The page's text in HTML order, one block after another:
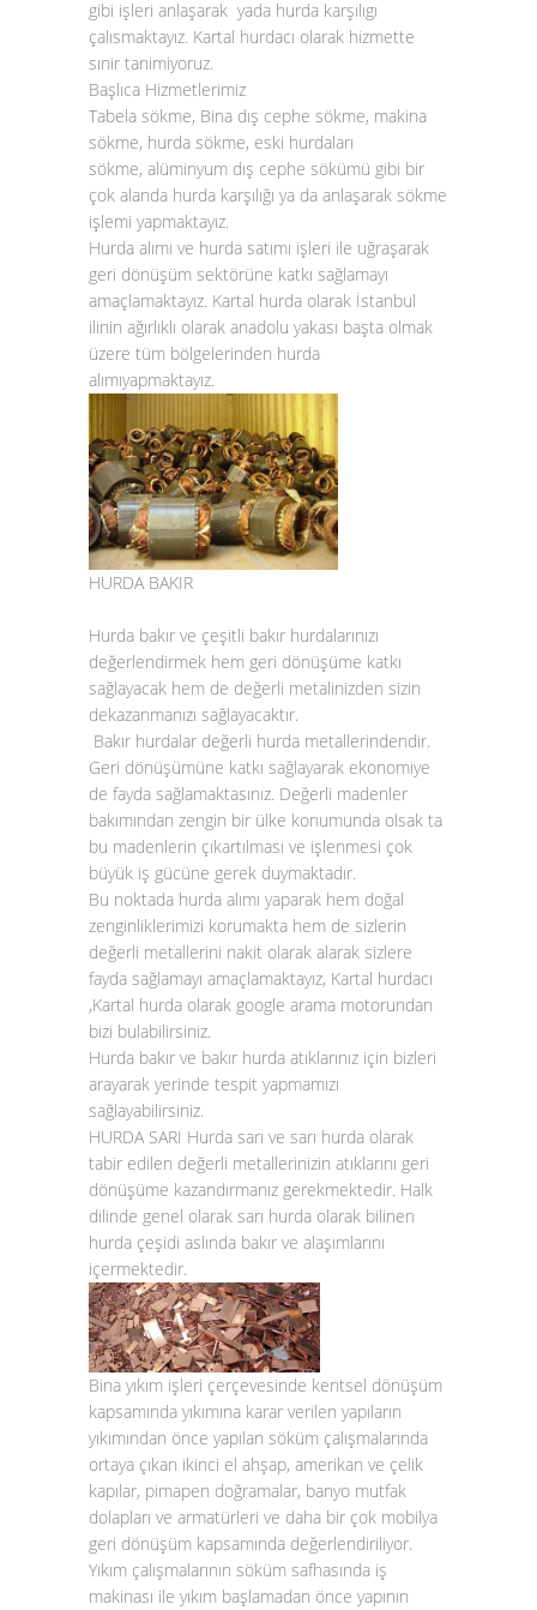
gibi işleri anlaşarak yada hurda karşılıgı
çalısmaktayız. Kartal hurdacı olarak hizmette
sınir tanimiyoruz.
Başlıca Hizmetlerimiz
Tabela sökme, Bina dış cephe sökme, makina
sökme, hurda sökme, eski hurdaları
sökme, alüminyum dış cephe sökümü gibi bir
çok alanda hurda karşılığı ya da anlaşarak sökme
işlemi yapmaktayız.
Hurda alımı ve hurda satımı işleri ile uğraşarak
geri dönüşüm sektörüne katkı sağlamayı
amaçlamaktayız. Kartal hurda olarak İstanbul
ilinin ağırlıklı olarak anadolu yakası başta olmak
üzere tüm bölgelerinden hurda
alımıyapmaktayız.
HURDA BAKIR
Hurda bakır ve çeşitli bakır hurdalarınızı
değerlendirmek hem geri dönüşüme katkı
sağlayacak hem de değerli metalinizden sizin
dekazanmanızı sağlayacaktır.
Bakır hurdalar değerli hurda metallerindendir.
Geri dönüşümüne katkı sağlayarak ekonomiye
de fayda sağlamaktasınız. Değerli madenler
bakımından zengin bir ülke konumunda olsak ta
bu madenlerin çıkartılması ve işlenmesi çok
büyük iş gücüne gerek duymaktadır.
Bu noktada hurda alımı yaparak hem doğal
zenginliklerimizi korumakta hem de sizlerin
değerli metallerini nakit olarak alarak sizlere
fayda sağlamayı amaçlamaktayız, Kartal hurdacı
,Kartal hurda olarak google arama motorundan
bizi bulabilirsiniz.
Hurda bakır ve bakır hurda atıklarınız için bizleri
arayarak yerinde tespit yapmamızı
sağlayabilirsiniz.
HURDA SARI Hurda sarı ve sarı hurda olarak
tabir edilen değerli metallerinizin atıklarını geri
dönüşüme kazandırmanız gerekmektedir. Halk
dilinde genel olarak sarı hurda olarak bilinen
hurda çeşidi aslında bakır ve alaşımlarını
içermektedir.
Bina yıkım işleri çerçevesinde kentsel dönüşüm
kapsamında yıkımına karar verilen yapıların
yıkımından önce yapılan söküm çalışmalarında
ortaya çıkan ikinci el ahşap, amerikan ve çelik
kapılar, pimapen doğramalar, banyo mutfak
dolapları ve armatürleri ve daha bir çok mobilya
geri dönüşüm kapsamında değerlendiriliyor.
Yıkım çalışmalarının söküm safhasında iş
makinası ile yıkım başlamadan önce yapının